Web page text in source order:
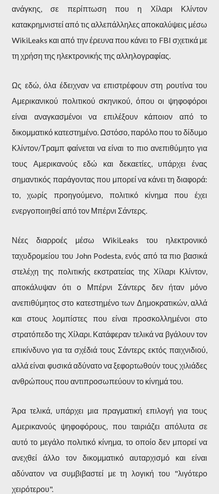
ανάγκης, σε περίπτωση που η Χίλαρι Κλίντον
κατακρημνιστεί από τις αλλεπάλληλες αποκαλύψεις μέσω
WikiLeaks και από την έρευνα που κάνει το FBI σχετικά με
τη χρήση της ηλεκτρονικής της αλληλογραφίας.
Ως εδώ, όλα έδειχναν να επιστρέφουν στη ρουτίνα του
Αμερικανικού πολιτικού σκηνικού, όπου οι ψηφοφόροι
είναι αναγκασμένοι να επιλέξουν κάποιον από το
δικομματικό κατεστημένο. Ωστόσο, παρόλο που το δίδυμο
Κλίντον/Τραμπ φαίνεται να είναι το πιο ανεπιθύμητο για
τους Αμερικανούς εδώ και δεκαετίες, υπάρχει ένας
σημαντικός παράγοντας που μπορεί να κάνει τη διαφορά:
το, χωρίς προηγούμενο, πολιτικό κίνημα που έχει
ενεργοποιηθεί από τον Μπέρνι Σάντερς.
Νέες διαρροές μέσω WikiLeaks του ηλεκτρονικό
ταχυδρομείου του John Podesta, ενός από τα πιο βασικά
στελέχη της πολιτικής εκστρατείας της Χίλαρι Κλίντον,
αποκάλυψαν ότι ο Μπέρνι Σάντερς δεν ήταν μόνο
ανεπιθύμητος στο κατεστημένο των Δημοκρατικών, αλλά
και στους λομπίστες που είναι προσκολλημένοι στο
στρατόπεδο της Χίλαρι. Κατάφεραν τελικά να βγάλουν τον
επικίνδυνο για τα σχέδιά τους Σάντερς εκτός παιχνιδιού,
αλλά είναι φυσικά αδύνατο να ξεφορτωθούν τους χιλιάδες
ανθρώπους που αντιπροσωπεύουν το κίνημά του.
Άρα τελικά, υπάρχει μια πραγματική επιλογή για τους
Αμερικανούς ψηφοφόρους, που ταιριάζει απόλυτα σε
αυτό το μεγάλο πολιτικό κίνημα, το οποίο δεν μπορεί να
ανεχθεί άλλο τον δικομματικό αυταρχισμό και είναι
αδύνατον να συμβιβαστεί με τη λογική του "λιγότερο
χειρότερου".